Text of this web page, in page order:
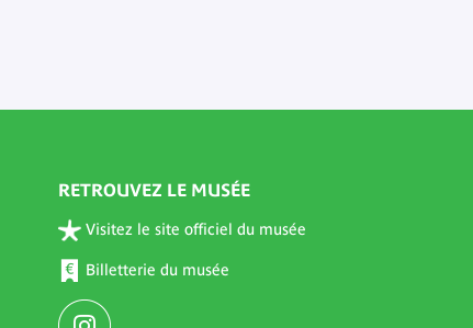
RETROUVEZ LE MUSÉE
Visitez le site officiel du musée
Billetterie du musée